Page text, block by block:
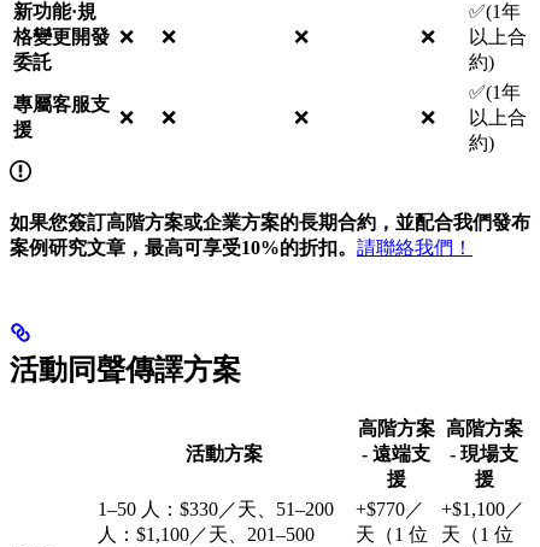
新功能·規
格變更開發
委託
❌ ❌ ❌ ❌
✅(1年
以上合
約)
專屬客服支
援
❌ ❌ ❌ ❌
✅(1年
以上合
約)
如果您簽訂高階方案或企業方案的長期合約，並配合我們發布
案例研究文章，最高可享受10%的折扣。 請聯絡我們！
活動同聲傳譯方案
活動方案
高階方案
- 遠端支
援
高階方案
- 現場支
援
1–50 人：$330／天、51–200
人：$1,100／天、201–500
+$770／
天（1 位
+$1,100／
天（1 位